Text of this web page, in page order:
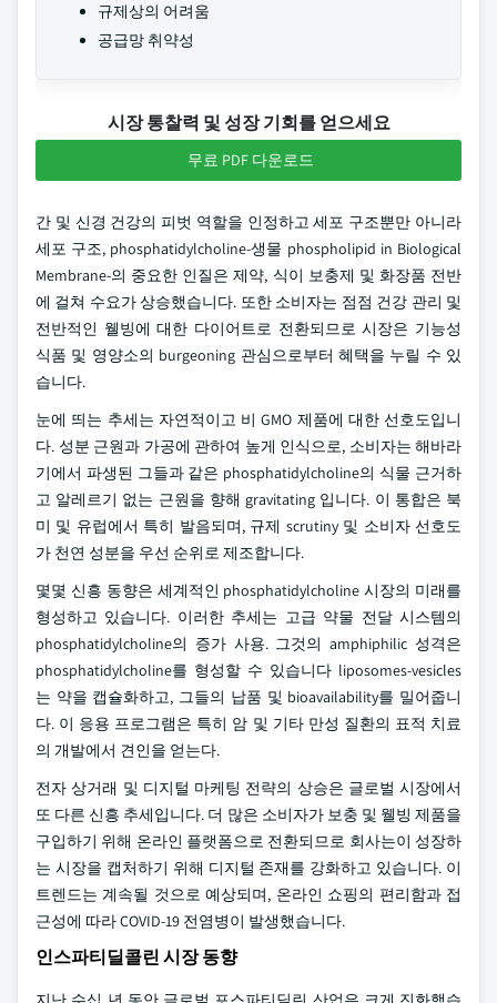
규제상의 어려움
공급망 취약성
시장 통찰력 및 성장 기회를 얻으세요
무료 PDF 다운로드
간 및 신경 건강의 피벗 역할을 인정하고 세포 구조뿐만 아니라
세포 구조, phosphatidylcholine-생물 phospholipid in Biological
Membrane-의 중요한 인질은 제약, 식이 보충제 및 화장품 전반
에 걸쳐 수요가 상승했습니다. 또한 소비자는 점점 건강 관리 및
전반적인 웰빙에 대한 다이어트로 전환되므로 시장은 기능성
식품 및 영양소의 burgeoning 관심으로부터 혜택을 누릴 수 있
습니다.
눈에 띄는 추세는 자연적이고 비 GMO 제품에 대한 선호도입니
다. 성분 근원과 가공에 관하여 높게 인식으로, 소비자는 해바라
기에서 파생된 그들과 같은 phosphatidylcholine의 식물 근거하
고 알레르기 없는 근원을 향해 gravitating 입니다. 이 통합은 북
미 및 유럽에서 특히 발음되며, 규제 scrutiny 및 소비자 선호도
가 천연 성분을 우선 순위로 제조합니다.
몇몇 신흥 동향은 세계적인 phosphatidylcholine 시장의 미래를
형성하고 있습니다. 이러한 추세는 고급 약물 전달 시스템의
phosphatidylcholine의 증가 사용. 그것의 amphiphilic 성격은
phosphatidylcholine를 형성할 수 있습니다 liposomes-vesicles
는 약을 캡슐화하고, 그들의 납품 및 bioavailability를 밀어줍니
다. 이 응용 프로그램은 특히 암 및 기타 만성 질환의 표적 치료
의 개발에서 견인을 얻는다.
전자 상거래 및 디지털 마케팅 전략의 상승은 글로벌 시장에서
또 다른 신흥 추세입니다. 더 많은 소비자가 보충 및 웰빙 제품을
구입하기 위해 온라인 플랫폼으로 전환되므로 회사는이 성장하
는 시장을 캡처하기 위해 디지털 존재를 강화하고 있습니다. 이
트렌드는 계속될 것으로 예상되며, 온라인 쇼핑의 편리함과 접
근성에 따라 COVID-19 전염병이 발생했습니다.
인스파티딜콜린 시장 동향